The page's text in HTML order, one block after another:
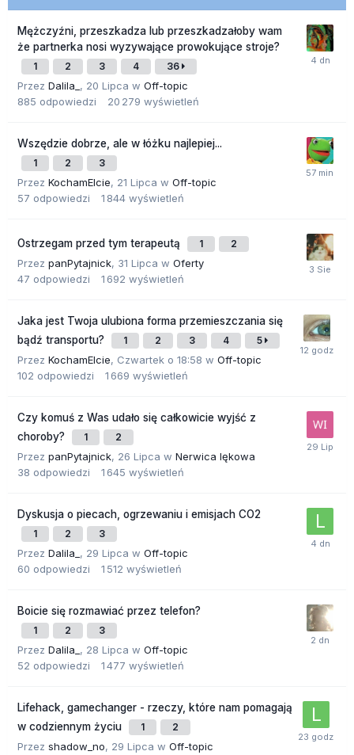
Mężczyźni, przeszkadza lub przeszkadzałoby wam
że partnerka nosi wyzywające prowokujące stroje?
1 2 3 4 36
Przez Dalila_ , 20 Lipca w Off-topic
885 odpowiedzi 20 279 wyświetleń
Wszędzie dobrze, ale w łóżku najlepiej...
1 2 3
Przez KochamElcie, 21 Lipca w Off-topic
57 odpowiedzi 1 844 wyświetleń
Ostrzegam przed tym terapeutą 1 2
Przez panPytajnick, 31 Lipca w Oferty
47 odpowiedzi 1 692 wyświetleń
Jaka jest Twoja ulubiona forma przemieszczania się
bądź transportu?
1 2 3 4 5
Przez KochamElcie, Czwartek o 18:58 w Off-topic
102 odpowiedzi 1 669 wyświetleń
Czy komuś z Was udało się całkowicie wyjść z
choroby?
1 2
Przez panPytajnick, 26 Lipca w Nerwica lękowa
38 odpowiedzi 1 645 wyświetleń
Dyskusja o piecach, ogrzewaniu i emisjach CO2
1 2 3
Przez Dalila_ , 29 Lipca w Off-topic
60 odpowiedzi 1 512 wyświetleń
Boicie się rozmawiać przez telefon?
1 2 3
Przez Dalila_ , 28 Lipca w Off-topic
52 odpowiedzi 1 477 wyświetleń
Lifehack, gamechanger - rzeczy, które nam pomagają
w codziennym życiu
1 2
Przez shadow_no, 29 Lipca w Off-topic